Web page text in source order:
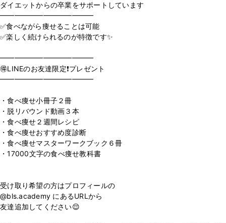
ダイエットからの卒業をサポートしています
━━━━━━━━━━━━━
✅食べながら痩せることは可能
✅楽しく続けられるのが特徴です✨
━━━━━━━━━━━━━
🉐LINEのお友達限定❗️プレゼント
━━━━━━━━━━━━━
・食べ痩せ小冊子２冊
・脱リバウンド動画３本
・食べ痩せ２週間レシピ
・食べ痩せおすすめ度診断
・食べ痩せマスターワークブック６冊
・17000文字の食べ痩せ教科書
受け取り希望の方はプロフィールの
@bls.academy にあるURLから
友達追加してください😌